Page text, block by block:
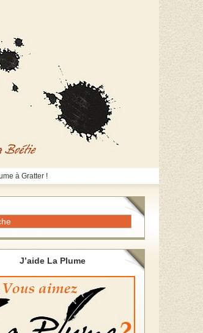
à Gratter !
J’aide La Plume